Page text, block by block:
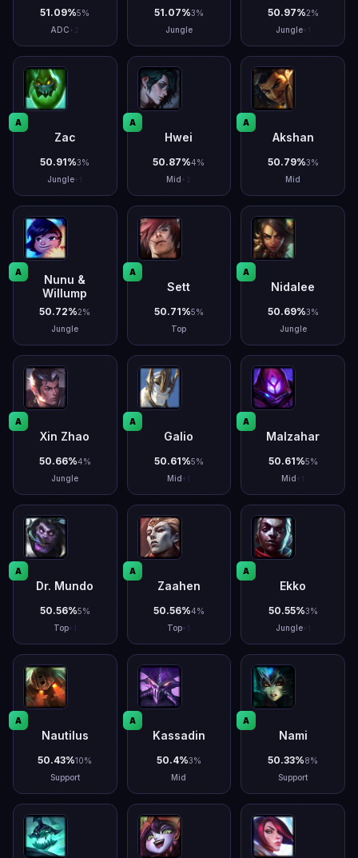
51.09%5%
ADC+ 2
51.07%3%
Jungle
50.97%2%
Jungle+ 1
A
Zac
50.91%3%
Jungle+ 1
A
Hwei
50.87%4%
Mid+ 2
A
Akshan
50.79%3%
Mid
A
Nunu &
Willump
50.72%2%
Jungle
A
Sett
50.71%5%
Top
A
Nidalee
50.69%3%
Jungle
A
Xin Zhao
50.66%4%
Jungle
A
Galio
50.61%5%
Mid+ 1
A
Malzahar
50.61%5%
Mid+ 1
A
Dr. Mundo
50.56%5%
Top+ 1
A
Zaahen
50.56%4%
Top+ 1
A
Ekko
50.55%3%
Jungle+ 1
A
Nautilus
50.43%10%
Support
A
Kassadin
50.4%3%
Mid
A
Nami
50.33%8%
Support